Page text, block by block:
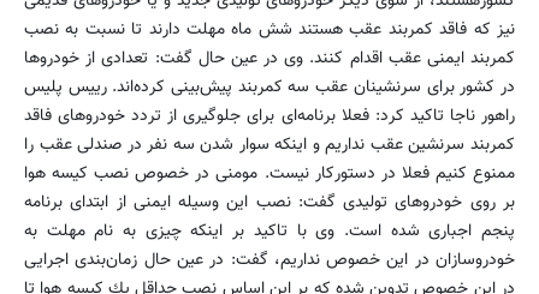
نیز كه فاقد كمربند عقب هستند شش ماه مهلت دارند تا نسبت به نصب
كمربند ایمنی عقب اقدام كنند. وی در عین حال گفت: تعدادی از خودروها
در كشور برای سرنشینان عقب سه كمربند پیش‌بینی كرده‌اند. رییس پلیس
راهور ناجا تاكید كرد: فعلا برنامه‌ای برای جلوگیری از تردد خودروهای فاقد
كمربند سرنشین عقب نداریم و اینكه سوار شدن سه نفر در صندلی عقب را
ممنوع كنیم فعلا در دستوركار نیست. مومنی در خصوص نصب كیسه هوا
بر روی خودروهای تولیدی گفت: نصب این وسیله ایمنی از ابتدای برنامه
پنجم اجباری شده است. وی با تاكید بر اینكه چیزی به نام مهلت به
خودروسازان در این خصوص نداریم، گفت: در عین حال زمان‌بندی اجرایی